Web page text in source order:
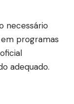
necessário
programas
adequado.